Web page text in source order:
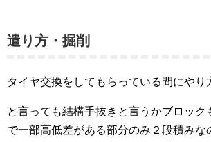
遣り方・掘削
タイヤ交換をしてもらっている間にやり
と言っても結構手抜きと言うかブロック
で一部高低差がある部分のみ２段積みな